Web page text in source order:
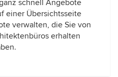
schnell Angebote
einer Übersichtsseite
verwalten, die Sie von
erhalten